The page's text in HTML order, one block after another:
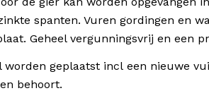
spanten. Vuren gordingen en
Geheel vergunningsvrij en een
geplaatst incl een nieuwe
behoort.